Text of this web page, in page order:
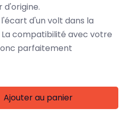
d'origine.
d'un volt dans la
compatibilité avec votre
parfaitement
Ajouter au panier